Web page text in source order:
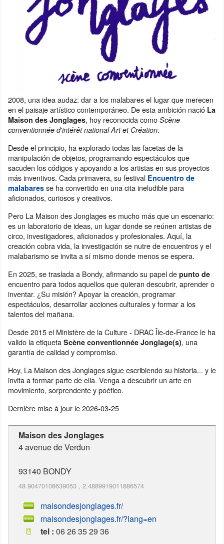
2008, una idea audaz: dar a los malabares el lugar que merecen
en el paisaje artístico contemporáneo. De esta ambición nació La
Maison des Jonglages, hoy reconocida como Scène
conventionnée d'intérêt national Art et Création.
Desde el principio, ha explorado todas las facetas de la
manipulación de objetos, programando espectáculos que
sacuden los códigos y apoyando a los artistas en sus proyectos
más inventivos. Cada primavera, su festival Encuentro de
malabares se ha convertido en una cita ineludible para
aficionados, curiosos y creativos.
Pero La Maison des Jonglages es mucho más que un escenario:
es un laboratorio de ideas, un lugar donde se reúnen artistas de
circo, investigadores, aficionados y profesionales. Aquí, la
creación cobra vida, la investigación se nutre de encuentros y el
malabarismo se invita a sí mismo donde menos se espera.
En 2025, se traslada a Bondy, afirmando su papel de punto de
encuentro para todos aquellos que quieran descubrir, aprender o
inventar. ¿Su misión? Apoyar la creación, programar
espectáculos, desarrollar acciones culturales y formar a los
talentos del mañana.
Desde 2015 el Ministère de la Culture - DRAC Île-de-France le ha
valido la etiqueta Scène conventionnée Jonglage(s), una
garantía de calidad y compromiso.
Hoy, La Maison des Jonglages sigue escribiendo su historia... y le
invita a formar parte de ella. Venga a descubrir un arte en
movimiento, sorprendente y poético.
Dernière mise à jour le2026-03-25
Maison des Jonglages
4 avenue de Verdun
93140 BONDY
48.90470108639053 , 2.4889919011886574
maisondesjonglages.fr/
maisondesjonglages.fr/?lang=en
tel : 06 26 35 29 36